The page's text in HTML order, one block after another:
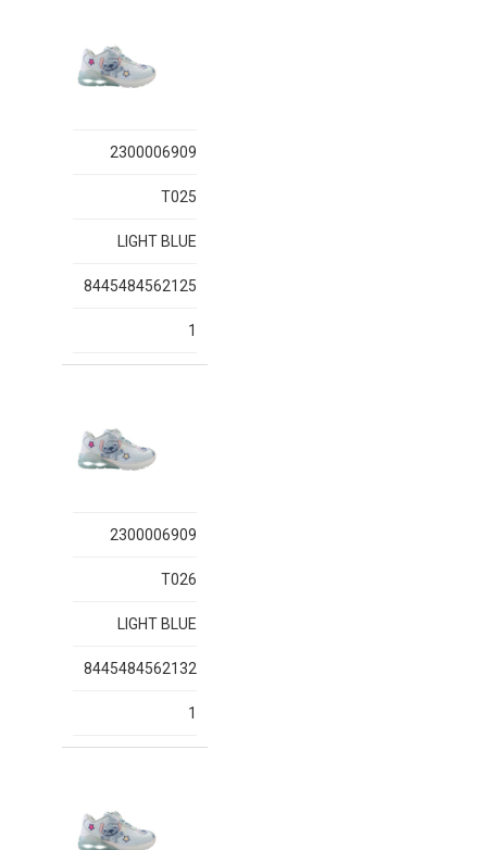
2300006909
T025
LIGHT BLUE
8445484562125
1
2300006909
T026
LIGHT BLUE
8445484562132
1